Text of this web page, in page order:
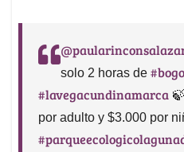
solo 2 horas de
#lavegacundinamarca
por adulto y $3.000 por